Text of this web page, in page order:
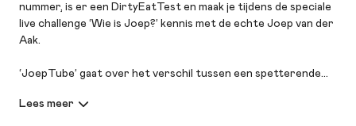
nummer, is er een DirtyEatTest en maak je tijdens de speciale
live challenge ‘Wie is Joep?’ kennis met de echte Joep van der
Aak.
‘JoepTube’ gaat over het verschil tussen een spetterende
tot stand kwam. Tussen wat we willen dat anderen zien en wie